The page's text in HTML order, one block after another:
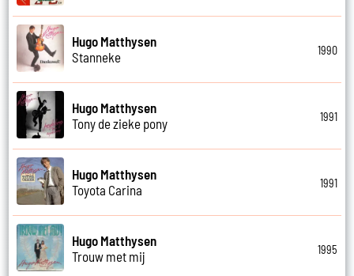
Hugo Matthysen
Stanneke
1990
Hugo Matthysen
Tony de zieke pony
1991
Hugo Matthysen
Toyota Carina
1991
Hugo Matthysen
Trouw met mij
1995